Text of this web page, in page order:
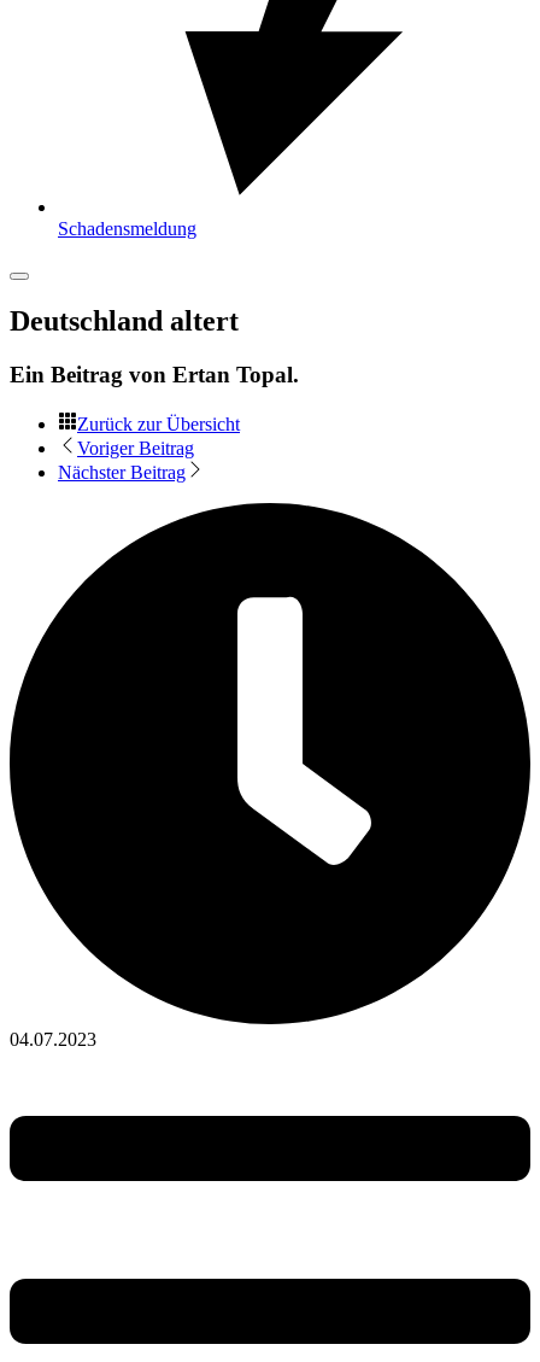
Schadensmeldung
Deutschland altert
Ein Beitrag von Ertan Topal.
Zurück zur Übersicht
Voriger Beitrag
Nächster Beitrag
04.07.2023